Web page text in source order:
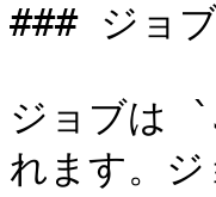
### ジョ
ジョブは
れます。